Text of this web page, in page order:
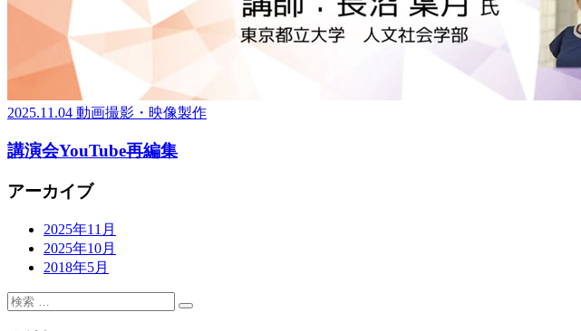
2025.11.04 動画撮影・映像製作
講演会YouTube再編集
アーカイブ
2025年11月
2025年10月
2018年5月